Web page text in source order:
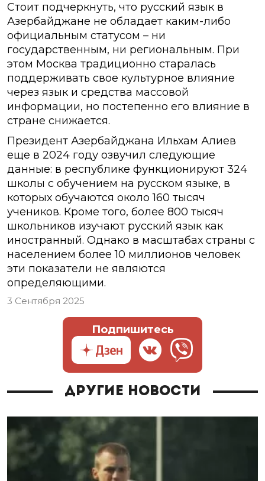
Стоит подчеркнуть, что русский язык в
Азербайджане не обладает каким-либо
официальным статусом – ни
государственным, ни региональным. При
этом Москва традиционно старалась
поддерживать свое культурное влияние
через язык и средства массовой
информации, но постепенно его влияние в
стране снижается.
Президент Азербайджана Ильхам Алиев
еще в 2024 году озвучил следующие
данные: в республике функционируют 324
школы с обучением на русском языке, в
которых обучаются около 160 тысяч
учеников. Кроме того, более 800 тысяч
школьников изучают русский язык как
иностранный. Однако в масштабах страны с
населением более 10 миллионов человек
эти показатели не являются
определяющими.
3 Сентября 2025
Подпишитесь
Другие новости